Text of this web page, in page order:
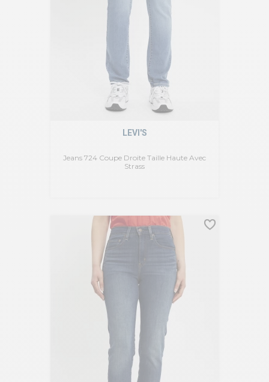
Jeans 724 Coupe Droite Taille Haute Avec
Strass
LEVI'S